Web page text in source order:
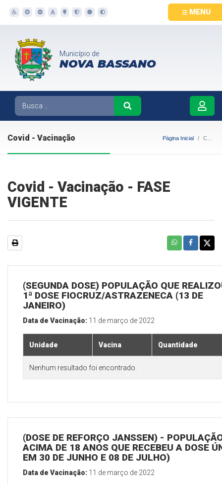
MENU
Município de
NOVA BASSANO
Covid - Vacinação Página Inicial Covid - Vacinação
Covid - Vacinação - FASE
VIGENTE
(SEGUNDA DOSE) POPULAÇÃO QUE
1ª DOSE FIOCRUZ/ASTRAZENECA (13 DE
JANEIRO)
Data de Vacinação: 11 de março de 2022
Unidade Vacina Quantidade
Nenhum resultado foi encontrado.
(DOSE DE REFORÇO JANSSEN) -
ACIMA DE 18 ANOS QUE RECEBEU A DOSE
EM 30 DE JUNHO E 08 DE JULHO)
Data de Vacinação: 11 de março de 2022